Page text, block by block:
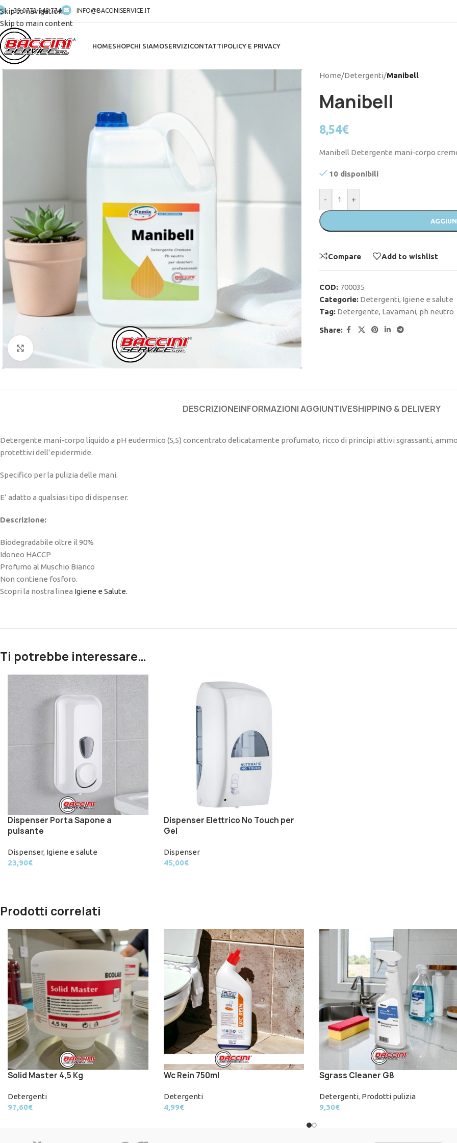
Skip to navigation
Skip to main content
+39 0773 648 774 INFO@BACCINISERVICE.IT
HOMESHOPCHI SIAMOSERVIZICONTATTIPOLICY E PRIVACY
Home/Detergenti/Manibell
Manibell
8,54€
Manibell Detergente mani-corpo
10 disponibili
- +
Compare Add to wishlist
COD: 700035
Categorie: Detergenti, Igiene e salute
Tag: Detergente, Lavamani, ph neutro
Share:
DESCRIZIONEINFORMAZIONI AGGIUNTIVESHIPPING & DELIVERY
Detergente mani-corpo liquido a pH eudermico (5,5) concentrato delicatamente profumato, ricco di principi attivi sgrassanti,
protettivi dell’epidermide.
Specifico per la pulizia delle mani.
E’ adatto a qualsiasi tipo di dispenser.
Descrizione:
Biodegradabile oltre il 90%
Idoneo HACCP
Profumo al Muschio Bianco
Non contiene fosforo.
Scopri la nostra linea Igiene e Salute.
Ti potrebbe interessare…
Dispenser Porta Sapone a
pulsante
Dispenser, Igiene e salute
23,90€
Dispenser Elettrico No Touch per
Gel
Dispenser
45,00€
Prodotti correlati
Solid Master 4,5 Kg
Detergenti
97,60€
Wc Rein 750ml
Detergenti
4,99€
Sgrass Cleaner G8
Detergenti, Prodotti pulizia
9,30€